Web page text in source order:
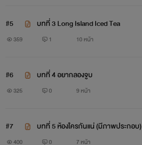
#5 บทที่ 3 Long Island Iced Tea
359 1 10 หน้า
#6 บทที่ 4 อยากลองจูบ
325 0 9 หน้า
#7 บทที่ 5 ห้องใครกันแน่ (มีภาพประกอบ)
400 0 7 หน้า